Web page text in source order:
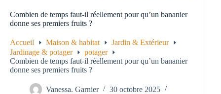
Combien de temps faut-il réellement pour qu’un bananier
donne ses premiers fruits ?
Accueil Maison & habitat
Jardin & Extérieur
Jardinage & potager
potager
Combien de temps faut-il réellement pour qu’un bananier
donne ses premiers fruits ?
Vanessa. Garnier
30 octobre 2025